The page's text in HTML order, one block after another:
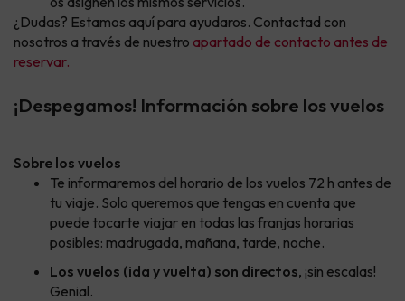
¿Dudas? Estamos aquí para ayudaros. Contactad con
nosotros a través de nuestro apartado de contacto antes de
reservar.
¡Despegamos! Información sobre los vuelos
Sobre los vuelos
Te informaremos del horario de los vuelos 72 h antes de
tu viaje. Solo queremos que tengas en cuenta que
puede tocarte viajar en todas las franjas horarias
posibles: madrugada, mañana, tarde, noche.
Los vuelos (ida y vuelta) son directos, ¡sin escalas!
Genial.